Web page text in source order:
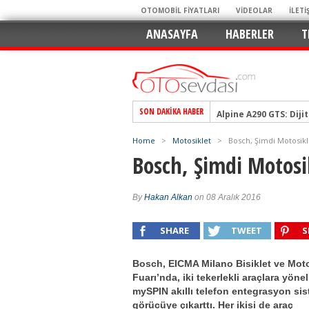
OTOMOBİL FİYATLARI VİDEOLAR
ANASAYFA HABERLER
SON DAKIKA HABER
Alpine A290 GTS:
Mercedes-Benz
Keskin Hatlar, GR
Geleceğin Kompakt
Pazarın Lideri,
Hem Şehirli Hem
TURKA’nın Dev Ağı
Alınır mı? Uzak mı
Home > Motosiklet > Bosch, Şimdi
Bosch, Şimdi
ByHakan Alkan on 08 Aralık 2016
SHARE TWEET
Bosch, EICMA Milano Bisiklet ve
Fuarı’nda, iki tekerlekli araçlara
mySPIN akıllı telefon entegrasyon
görücüye çıkarttı. Her ikisi de araç